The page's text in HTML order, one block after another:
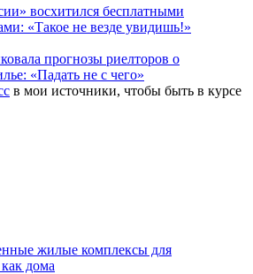
восхитился бесплатными
«Такое не везде увидишь!»
прогнозы риелторов о
«Падать не с чего»
в мои источники, чтобы быть в курсе
жилые комплексы для
дома